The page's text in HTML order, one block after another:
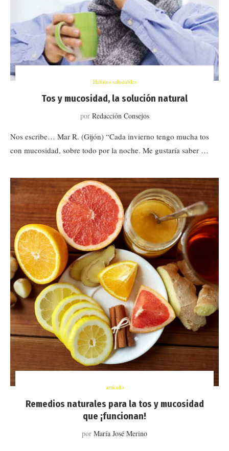
Hábitos saludables
Tos y mucosidad, la solución natural
por Redacción Consejos
Nos escribe… Mar R. (Gijón) “Cada invierno tengo mucha tos
con mucosidad, sobre todo por la noche. Me gustaría saber …
artículo
Remedios naturales para la tos y mucosidad
que ¡funcionan!
por María José Merino